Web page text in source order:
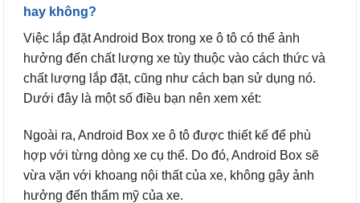
hay không?
Việc lắp đặt Android Box trong xe ô tô có thể ảnh
hưởng đến chất lượng xe tùy thuộc vào cách thức và
chất lượng lắp đặt, cũng như cách bạn sử dụng nó.
Dưới đây là một số điều bạn nên xem xét:
Ngoài ra, Android Box xe ô tô được thiết kế để phù
hợp với từng dòng xe cụ thể. Do đó, Android Box sẽ
vừa vặn với khoang nội thất của xe, không gây ảnh
hưởng đến thẩm mỹ của xe.